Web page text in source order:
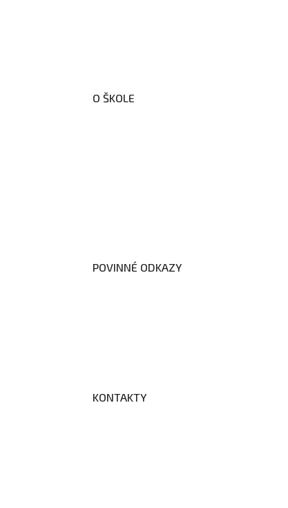
O ŠKOLE
POVINNÉ ODKAZY
KONTAKTY